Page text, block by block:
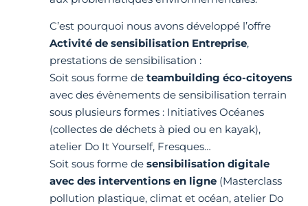
C’est pourquoi nous avons développé l’offre
Activité de sensibilisation Entreprise,
prestations de sensibilisation :
Soit sous forme deteambuilding éco-citoyens
avec des évènements de sensibilisation terrain
sous plusieurs formes : Initiatives Océanes
(collectes de déchets à pied ou en kayak),
atelier Do It Yourself, Fresques…
Soit sous forme desensibilisation digitale
avec des interventions en ligne (Masterclass
pollution plastique, climat et océan, atelier Do